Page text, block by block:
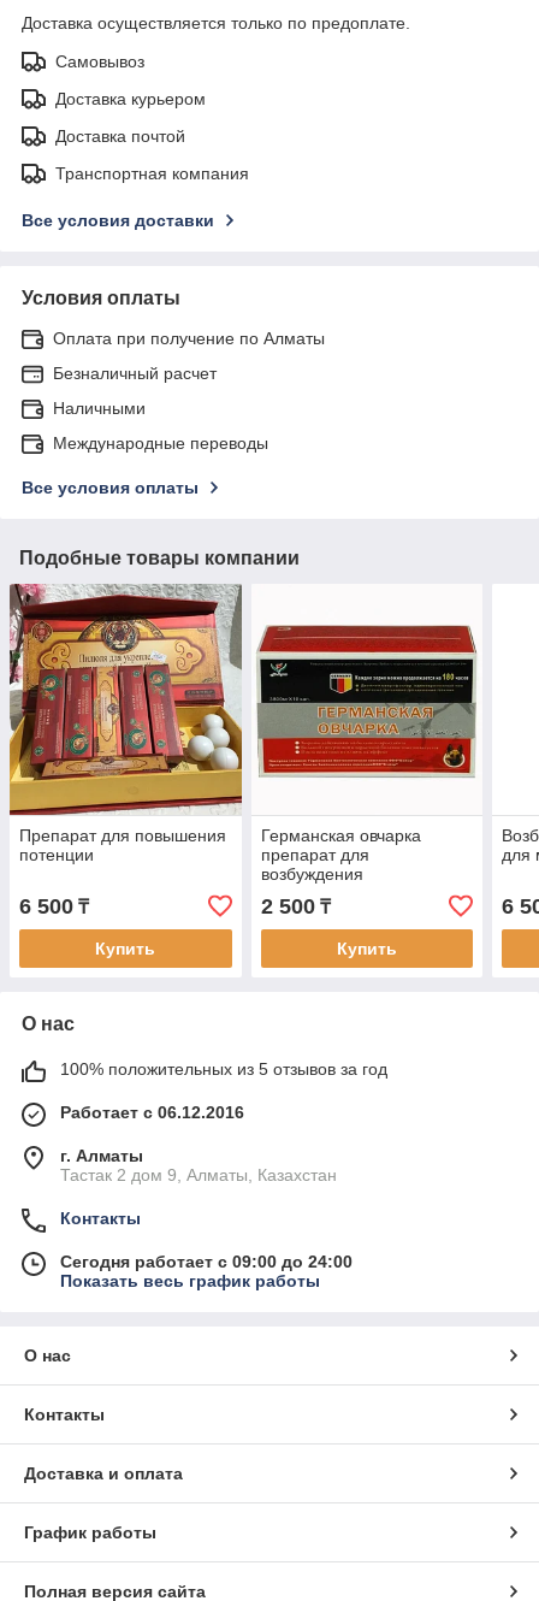
Доставка осуществляется только по предоплате.
Самовывоз
Доставка курьером
Доставка почтой
Транспортная компания
Все условия доставки
Условия оплаты
Оплата при получение по Алматы
Безналичный расчет
Наличными
Международные переводы
Все условия оплаты
Подобные товары компании
Препарат для повышения
потенции
6 500 ₸
Купить
Германская овчарка
препарат для
возбуждения
2 500₸
Купить
для
6
О нас
100% положительных из 5 отзывов за год
Работает с 06.12.2016
г. Алматы
Тастак 2 дом 9, Алматы, Казахстан
Контакты
Сегодня работает с 09:00 до 24:00
Показать весь график работы
О нас
Контакты
Доставка и оплата
График работы
Полная версия сайта